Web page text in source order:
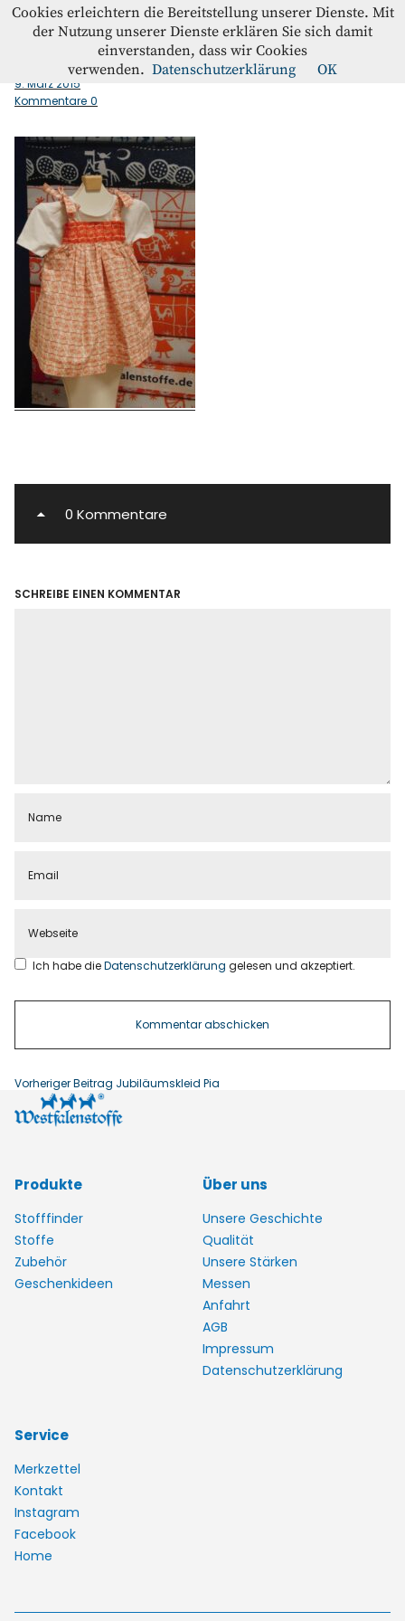
Westfalenstoffe-Blog
Kontakt
Instagram
Facebook
Jubilaeumskleid_Pia
9. März 2015
Kommentare 0
0 Kommentare
SCHREIBE EINEN KOMMENTAR
Ich habe dieDatenschutzerklärunggelesen und akzeptiert.
Vorheriger Beitrag Jubiläumskleid Pia
Produkte
Stofffinder
Stoffe
Zubehör
Geschenkideen
Über uns
Unsere Geschichte
Qualität
Unsere Stärken
Messen
Anfahrt
AGB
Impressum
Datenschutzerklärung
Service
Merkzettel
Kontakt
Instagram
Facebook
Home
Cookies erleichtern die Bereitstellung unserer Dienste. Mit
der Nutzung unserer Dienste erklären Sie sich damit
einverstanden, dass wir Cookies
verwenden. Datenschutzerklärung OK